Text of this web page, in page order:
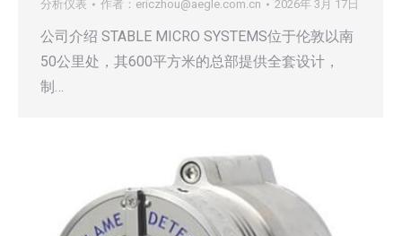
分析仪表 作者： ericzhou@aegle.com.cn 2026年 3月 17日
公司介绍 STABLE MICRO SYSTEMS位于伦敦以南
50公里处，其600平方米的总部提供全套设计，
制…